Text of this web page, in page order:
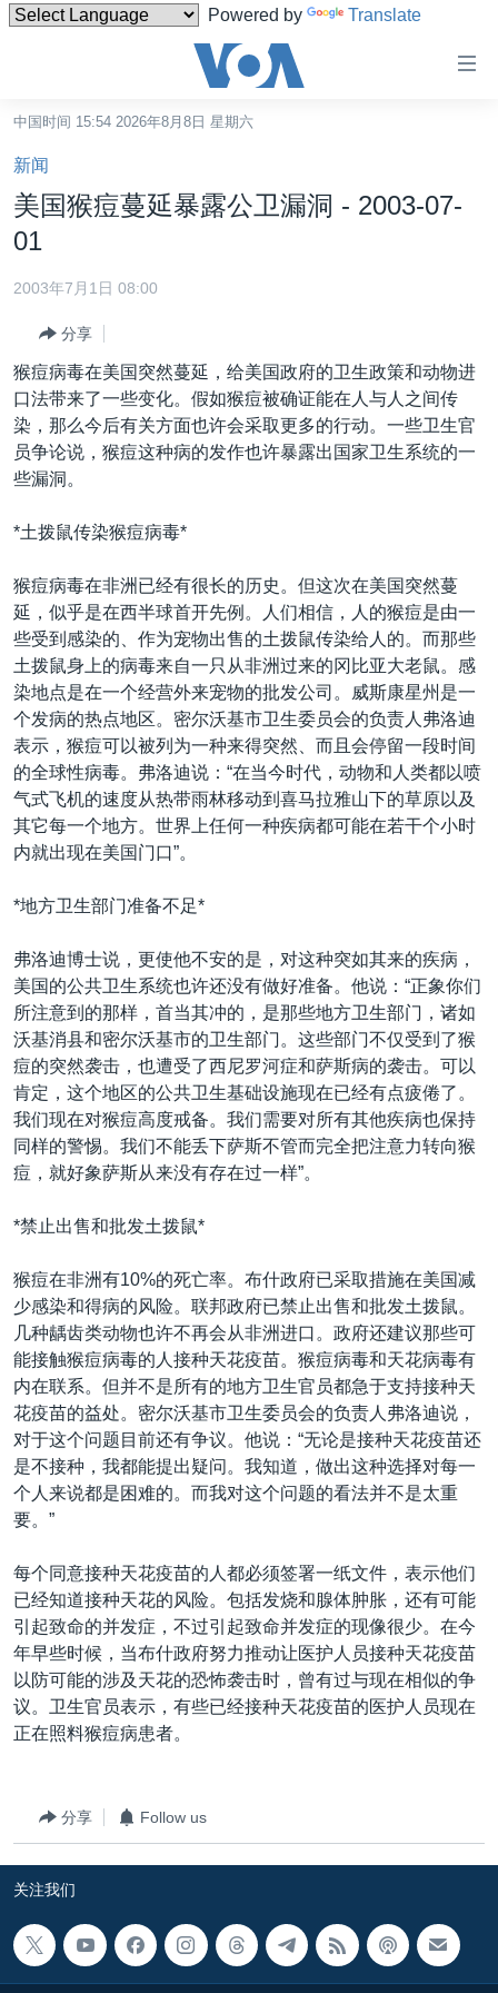
Powered by Translate
碍
链
接
跳
转
内
转
到
导
航
跳
索
国际
最新国际新闻
印太
中东
非洲
美洲
全球议题
分类新闻
经济·金融·贸易
人权·法律·宗教
军事
劳工
环境
美中关系
热点专题
国会报道
美中关系
美国建国250周年
埃博拉疫情
美国之音专访
重要讲话与声明
台海两岸关系
南中国海争端
关注西藏
关注新疆
GEN Z 看美国
VOA今日焦点
中文广播
关注我们
其他语言网站
中国时间 15:54 2026年8月8日 星期六
新闻
美国猴痘蔓延暴露公卫漏洞 - 2003-07-
01
2003年7月1日 08:00
分享
猴痘病毒在美国突然蔓延，给美国政府的卫生政策和动物进
口法带来了一些变化。假如猴痘被确证能在人与人之间传
染，那么今后有关方面也许会采取更多的行动。一些卫生官
员争论说，猴痘这种病的发作也许暴露出国家卫生系统的一
些漏洞。
*土拨鼠传染猴痘病毒*
猴痘病毒在非洲已经有很长的历史。但这次在美国突然蔓
延，似乎是在西半球首开先例。人们相信，人的猴痘是由一
些受到感染的、作为宠物出售的土拨鼠传染给人的。而那些
土拨鼠身上的病毒来自一只从非洲过来的冈比亚大老鼠。感
染地点是在一个经营外来宠物的批发公司。威斯康星州是一
个发病的热点地区。密尔沃基市卫生委员会的负责人弗洛迪
表示，猴痘可以被列为一种来得突然、而且会停留一段时间
的全球性病毒。弗洛迪说：“在当今时代，动物和人类都以喷
气式飞机的速度从热带雨林移动到喜马拉雅山下的草原以及
其它每一个地方。世界上任何一种疾病都可能在若干个小时
内就出现在美国门口”。
*地方卫生部门准备不足*
弗洛迪博士说，更使他不安的是，对这种突如其来的疾病，
美国的公共卫生系统也许还没有做好准备。他说：“正象你们
所注意到的那样，首当其冲的，是那些地方卫生部门，诸如
沃基消县和密尔沃基市的卫生部门。这些部门不仅受到了猴
痘的突然袭击，也遭受了西尼罗河症和萨斯病的袭击。可以
肯定，这个地区的公共卫生基础设施现在已经有点疲倦了。
我们现在对猴痘高度戒备。我们需要对所有其他疾病也保持
同样的警惕。我们不能丢下萨斯不管而完全把注意力转向猴
痘，就好象萨斯从来没有存在过一样”。
*禁止出售和批发土拨鼠*
猴痘在非洲有10%的死亡率。布什政府已采取措施在美国减
少感染和得病的风险。联邦政府已禁止出售和批发土拨鼠。
几种龋齿类动物也许不再会从非洲进口。政府还建议那些可
能接触猴痘病毒的人接种天花疫苗。猴痘病毒和天花病毒有
内在联系。但并不是所有的地方卫生官员都急于支持接种天
花疫苗的益处。密尔沃基市卫生委员会的负责人弗洛迪说，
对于这个问题目前还有争议。他说：“无论是接种天花疫苗还
是不接种，我都能提出疑问。我知道，做出这种选择对每一
个人来说都是困难的。而我对这个问题的看法并不是太重
要。”
每个同意接种天花疫苗的人都必须签署一纸文件，表示他们
已经知道接种天花的风险。包括发烧和腺体肿胀，还有可能
引起致命的并发症，不过引起致命并发症的现像很少。在今
年早些时候，当布什政府努力推动让医护人员接种天花疫苗
以防可能的涉及天花的恐怖袭击时，曾有过与现在相似的争
议。卫生官员表示，有些已经接种天花疫苗的医护人员现在
正在照料猴痘病患者。
分享 Follow us
关注我们